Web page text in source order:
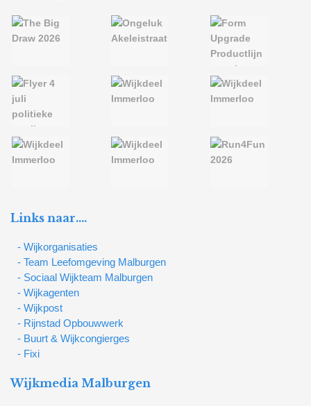
Links naar….
- Wijkorganisaties
- Team Leefomgeving Malburgen
- Sociaal Wijkteam Malburgen
- Wijkagenten
- Wijkpost
- Rijnstad Opbouwwerk
- Buurt & Wijkcongierges
- Fixi
Wijkmedia Malburgen